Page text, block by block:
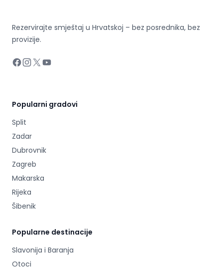
Rezervirajte smještaj u Hrvatskoj – bez posrednika, bez
provizije.
Facebook
Instagram
X YouTube
Popularni gradovi
Split
Zadar
Dubrovnik
Zagreb
Makarska
Rijeka
Šibenik
Popularne destinacije
Slavonija i Baranja
Otoci